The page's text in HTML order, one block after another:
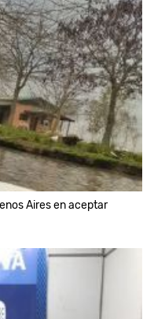
Aires en aceptar